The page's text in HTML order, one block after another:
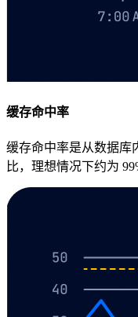
缓存命中率
缓存命中率是从数据库
比，理想情况下约为